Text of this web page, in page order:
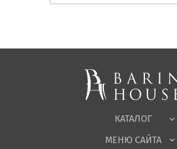
КАТАЛОГ
Спальни, Кровати
Корпусная мебель
Офисная мебель
Садовая мебель
МЕНЮ САЙТА